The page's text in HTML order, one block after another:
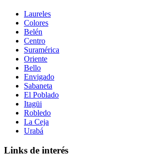
Laureles
Colores
Belén
Centro
Suramérica
Oriente
Bello
Envigado
Sabaneta
El Poblado
Itagüi
Robledo
La Ceja
Urabá
Links de interés